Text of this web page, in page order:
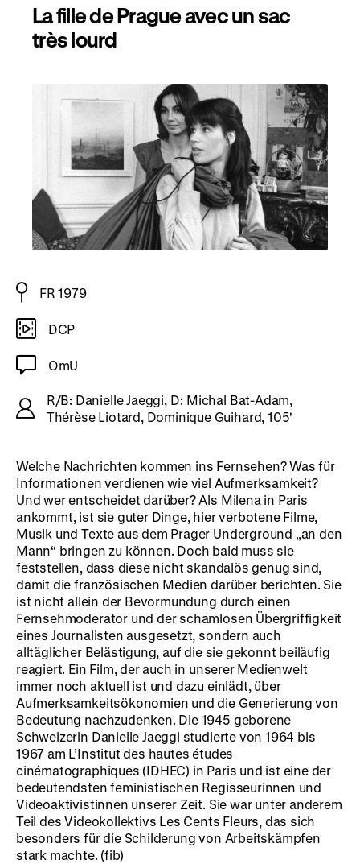
La fille de Prague avec un sac
très lourd
FR 1979
DCP
OmU
R/B: Danielle Jaeggi, D: Michal Bat-Adam,
Thérèse Liotard, Dominique Guihard, 105'
Welche Nachrichten kommen ins Fernsehen? Was für
Informationen verdienen wie viel Aufmerksamkeit?
Und wer entscheidet darüber? Als Milena in Paris
ankommt, ist sie guter Dinge, hier verbotene Filme,
Musik und Texte aus dem Prager Underground „an den
Mann“ bringen zu können. Doch bald muss sie
feststellen, dass diese nicht skandalös genug sind,
damit die französischen Medien darüber berichten. Sie
ist nicht allein der Bevormundung durch einen
Fernsehmoderator und der schamlosen Übergriffigkeit
eines Journalisten ausgesetzt, sondern auch
alltäglicher Belästigung, auf die sie gekonnt beiläufig
reagiert. Ein Film, der auch in unserer Medienwelt
immer noch aktuell ist und dazu einlädt, über
Aufmerksamkeitsökonomien und die Generierung von
Bedeutung nachzudenken. Die 1945 geborene
Schweizerin Danielle Jaeggi studierte von 1964 bis
1967 am L’Institut des hautes études
cinématographiques (IDHEC) in Paris und ist eine der
bedeutendsten feministischen Regisseurinnen und
Videoaktivistinnen unserer Zeit. Sie war unter anderem
Teil des Videokollektivs Les Cents Fleurs, das sich
besonders für die Schilderung von Arbeitskämpfen
stark machte. (fib)